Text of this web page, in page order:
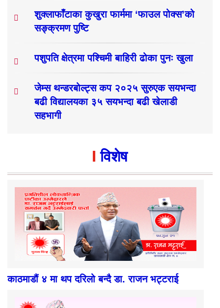
शुक्लाफाँटाका कुखुरा फार्ममा ‘फाउल पोक्स’को
सङ्क्रमण पुष्टि
पशुपति क्षेत्रमा पश्चिमी बाहिरी ढोका पुनः खुला
जेम्स थन्डरबोल्ट्स कप २०२५ सुरुएक सयभन्दा
बढी विद्यालयका ३५ सयभन्दा बढी खेलाडी
सहभागी
विशेष
काठमाडौं ४ मा थप दरिलो बन्दै डा. राजन भट्टराई